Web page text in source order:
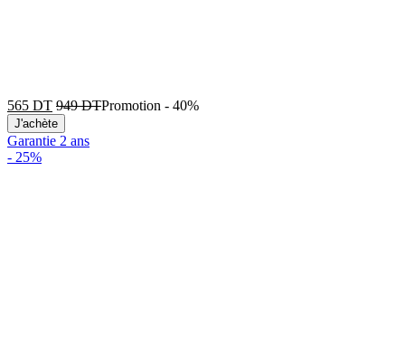
565 DT 949DTPromotion - 40%
J'achète
Garantie 2 ans
- 25%